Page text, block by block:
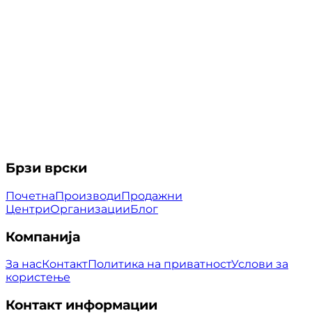
Брзи врски
ПочетнаПроизводиПродажни
ЦентриОрганизацииБлог
Компанија
За насКонтактПолитика на приватностУслови за
користење
Контакт информации